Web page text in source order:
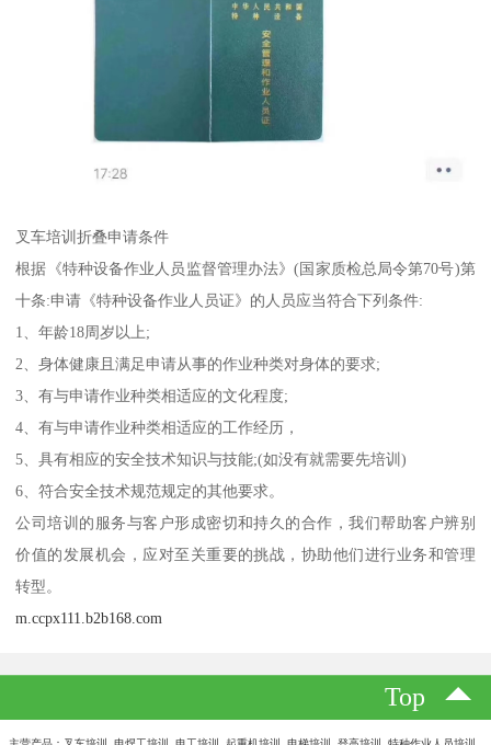
叉车培训折叠申请条件
根据《特种设备作业人员监督管理办法》(国家质检总局令第70号)第
十条:申请《特种设备作业人员证》的人员应当符合下列条件:
1、年龄18周岁以上;
2、身体健康且满足申请从事的作业种类对身体的要求;
3、有与申请作业种类相适应的文化程度;
4、有与申请作业种类相适应的工作经历，
5、具有相应的安全技术知识与技能;(如没有就需要先培训)
6、符合安全技术规范规定的其他要求。
公司培训的服务与客户形成密切和持久的合作，我们帮助客户辨别
价值的发展机会，应对至关重要的挑战，协助他们进行业务和管理
转型。
m.ccpx111.b2b168.com
Top